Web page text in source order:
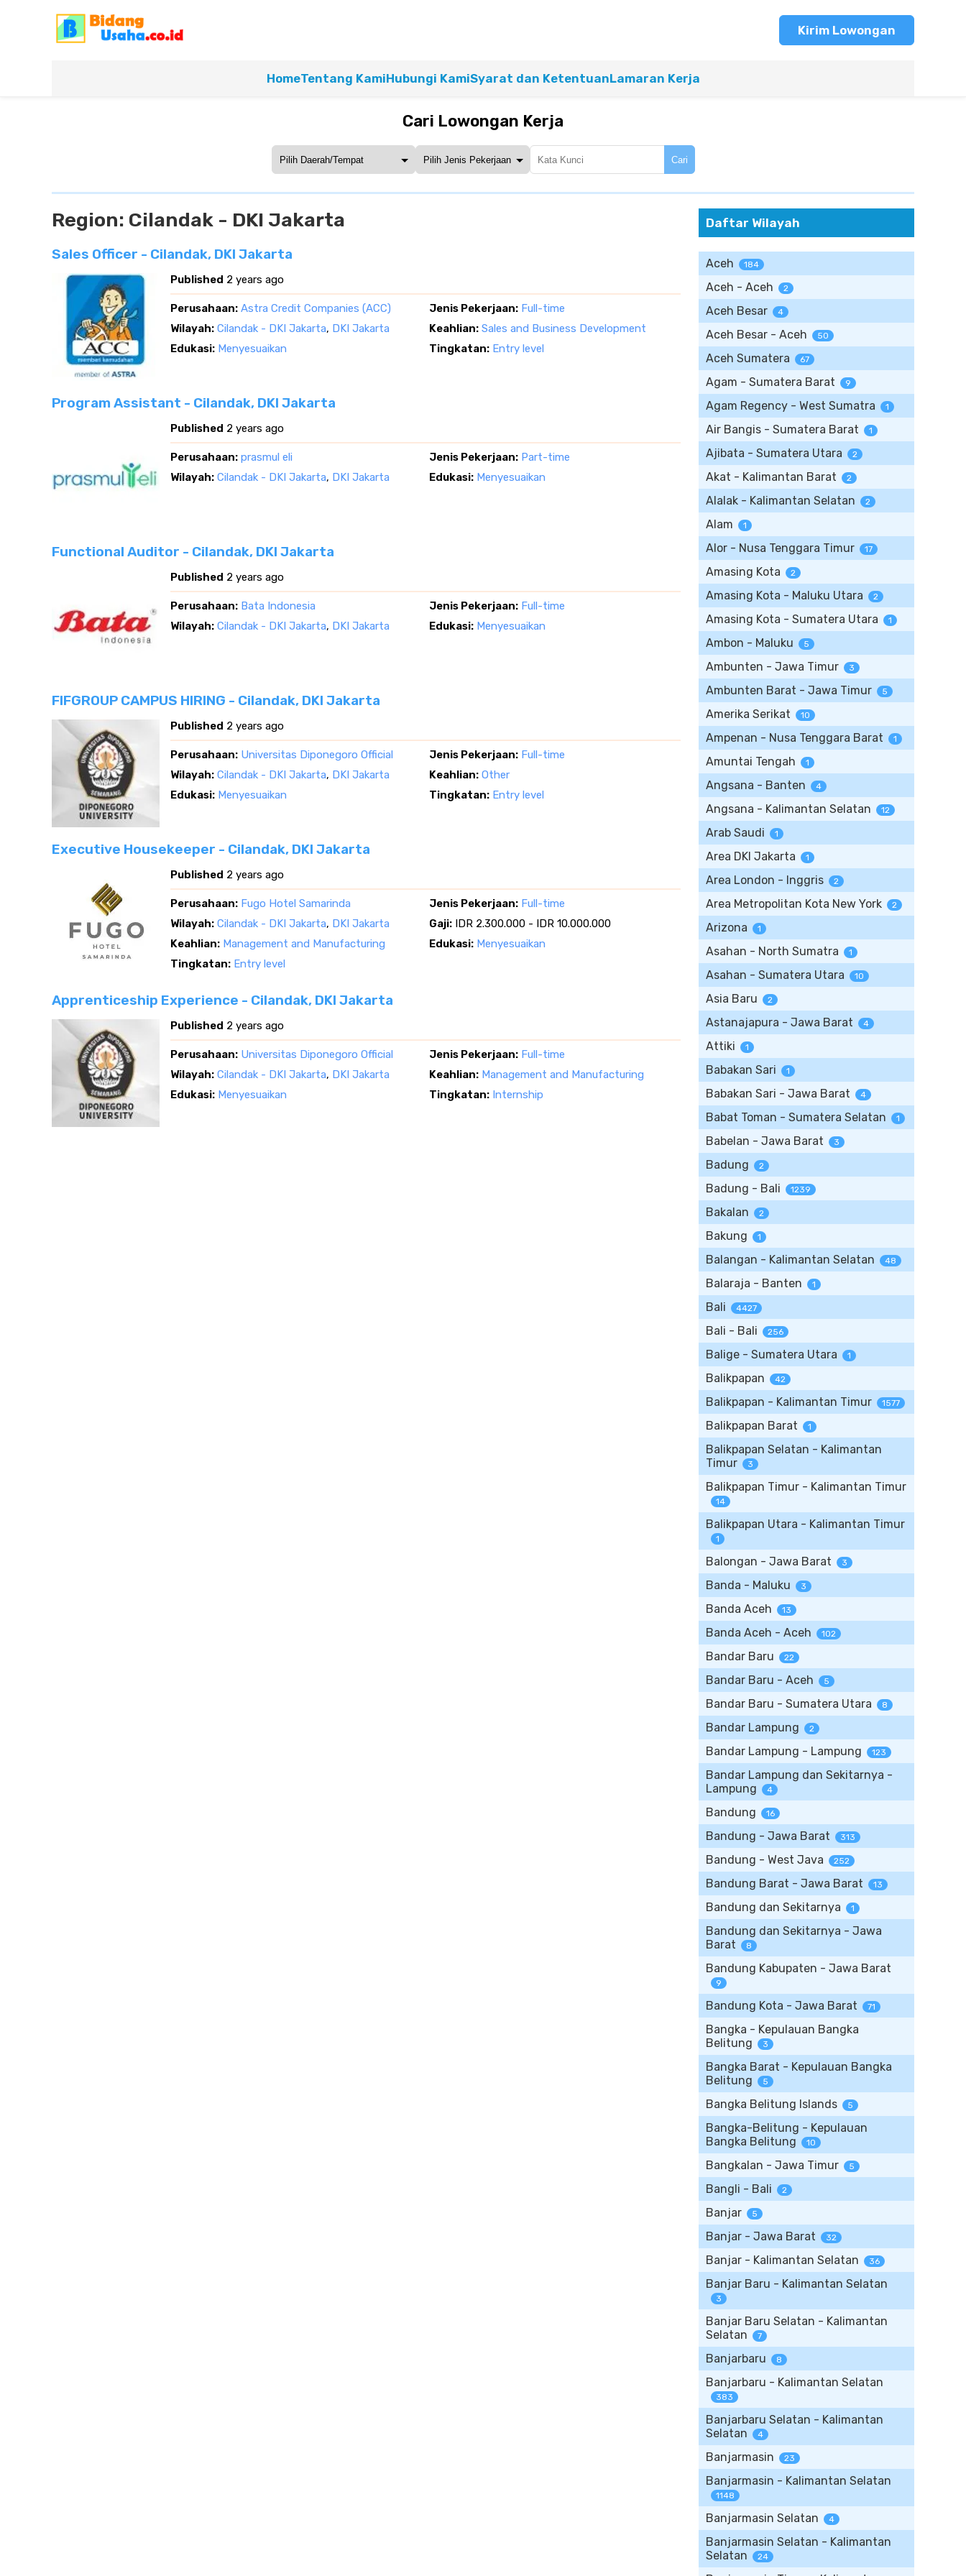
Kirim Lowongan
HomeTentang KamiHubungi KamiSyarat dan KetentuanLamaran Kerja
Cari Lowongan Kerja
Cari
Region: Cilandak - DKI Jakarta
Sales Officer - Cilandak, DKI Jakarta
Published 2 years ago
Perusahaan: Astra Credit Companies (ACC) Jenis Pekerjaan: Full-time
Wilayah: Cilandak - DKI Jakarta, DKI Jakarta Keahlian: Sales and Business Development
Edukasi: Menyesuaikan Tingkatan: Entry level
Program Assistant - Cilandak, DKI Jakarta
Published 2 years ago
Perusahaan: prasmul eli Jenis Pekerjaan: Part-time
Wilayah: Cilandak - DKI Jakarta, DKI Jakarta Edukasi: Menyesuaikan
Functional Auditor - Cilandak, DKI Jakarta
Published 2 years ago
Perusahaan: Bata Indonesia Jenis Pekerjaan: Full-time
Wilayah: Cilandak - DKI Jakarta, DKI Jakarta Edukasi: Menyesuaikan
FIFGROUP CAMPUS HIRING - Cilandak, DKI Jakarta
Published 2 years ago
Perusahaan: Universitas Diponegoro Official Jenis Pekerjaan: Full-time
Wilayah: Cilandak - DKI Jakarta, DKI Jakarta Keahlian: Other
Edukasi: Menyesuaikan Tingkatan: Entry level
Executive Housekeeper - Cilandak, DKI Jakarta
Published 2 years ago
Perusahaan: Fugo Hotel Samarinda Jenis Pekerjaan: Full-time
Wilayah: Cilandak - DKI Jakarta, DKI Jakarta Gaji: IDR 2.300.000 - IDR 10.000.000
Keahlian: Management and Manufacturing Edukasi: Menyesuaikan
Tingkatan: Entry level
Apprenticeship Experience - Cilandak, DKI Jakarta
Published 2 years ago
Perusahaan: Universitas Diponegoro Official Jenis Pekerjaan: Full-time
Wilayah: Cilandak - DKI Jakarta, DKI Jakarta Keahlian: Management and Manufacturing
Edukasi: Menyesuaikan Tingkatan: Internship
Daftar Wilayah
Aceh 184
Aceh - Aceh 2
Aceh Besar 4
Aceh Besar - Aceh 50
Aceh Sumatera 67
Agam - Sumatera Barat 9
Agam Regency - West Sumatra 1
Air Bangis - Sumatera Barat 1
Ajibata - Sumatera Utara 2
Akat - Kalimantan Barat 2
Alalak - Kalimantan Selatan 2
Alam 1
Alor - Nusa Tenggara Timur 17
Amasing Kota 2
Amasing Kota - Maluku Utara 2
Amasing Kota - Sumatera Utara 1
Ambon - Maluku 5
Ambunten - Jawa Timur 3
Ambunten Barat - Jawa Timur 5
Amerika Serikat 10
Ampenan - Nusa Tenggara Barat 1
Amuntai Tengah 1
Angsana - Banten 4
Angsana - Kalimantan Selatan 12
Arab Saudi 1
Area DKI Jakarta 1
Area London - Inggris 2
Area Metropolitan Kota New York 2
Arizona 1
Asahan - North Sumatra 1
Asahan - Sumatera Utara 10
Asia Baru 2
Astanajapura - Jawa Barat 4
Attiki 1
Babakan Sari 1
Babakan Sari - Jawa Barat 4
Babat Toman - Sumatera Selatan 1
Babelan - Jawa Barat 3
Badung 2
Badung - Bali 1239
Bakalan 2
Bakung 1
Balangan - Kalimantan Selatan 48
Balaraja - Banten 1
Bali 4427
Bali - Bali 256
Balige - Sumatera Utara 1
Balikpapan 42
Balikpapan - Kalimantan Timur 1577
Balikpapan Barat 1
Balikpapan Selatan - Kalimantan
Timur
3
Balikpapan Timur - Kalimantan Timur
14
Balikpapan Utara - Kalimantan Timur
1
Balongan - Jawa Barat 3
Banda - Maluku 3
Banda Aceh 13
Banda Aceh - Aceh 102
Bandar Baru 22
Bandar Baru - Aceh 5
Bandar Baru - Sumatera Utara 8
Bandar Lampung 2
Bandar Lampung - Lampung 123
Bandar Lampung dan Sekitarnya -
Lampung
4
Bandung 16
Bandung - Jawa Barat 313
Bandung - West Java 252
Bandung Barat - Jawa Barat 13
Bandung dan Sekitarnya 1
Bandung dan Sekitarnya - Jawa
Barat
8
Bandung Kabupaten - Jawa Barat
9
Bandung Kota - Jawa Barat 71
Bangka - Kepulauan Bangka
Belitung
3
Bangka Barat - Kepulauan Bangka
Belitung
5
Bangka Belitung Islands 5
Bangka-Belitung - Kepulauan
Bangka Belitung
10
Bangkalan - Jawa Timur 5
Bangli - Bali 2
Banjar 5
Banjar - Jawa Barat 32
Banjar - Kalimantan Selatan 36
Banjar Baru - Kalimantan Selatan
3
Banjar Baru Selatan - Kalimantan
Selatan
7
Banjarbaru 8
Banjarbaru - Kalimantan Selatan
383
Banjarbaru Selatan - Kalimantan
Selatan
4
Banjarmasin 23
Banjarmasin - Kalimantan Selatan
1148
Banjarmasin Selatan 4
Banjarmasin Selatan - Kalimantan
Selatan
24